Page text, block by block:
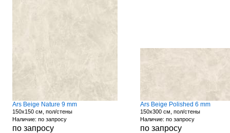
Ars Beige Nature 9 mm
150x150 см, пол/стены
Наличие: по запросу
по запросу
Ars Beige Polished 6 mm
150x300 см, пол/стены
Наличие: по запросу
по запросу